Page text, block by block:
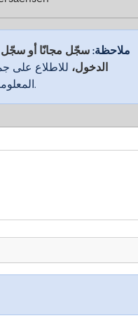
ملاحظة:سجّل مجانًا أو سجّل
الدخول، للاطلاع على
المعلومات.